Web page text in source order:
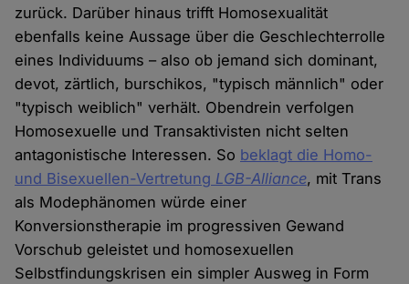
zurück. Darüber hinaus trifft Homosexualität
ebenfalls keine Aussage über die Geschlechterrolle
eines Individuums – also ob jemand sich dominant,
devot, zärtlich, burschikos, "typisch männlich" oder
"typisch weiblich" verhält. Obendrein verfolgen
Homosexuelle und Transaktivisten nicht selten
antagonistische Interessen. So beklagt die Homo-
und Bisexuellen-Vertretung LGB-Alliance, mit Trans
als Modephänomen würde einer
Konversionstherapie im progressiven Gewand
Vorschub geleistet und homosexuellen
Selbstfindungskrisen ein simpler Ausweg in Form